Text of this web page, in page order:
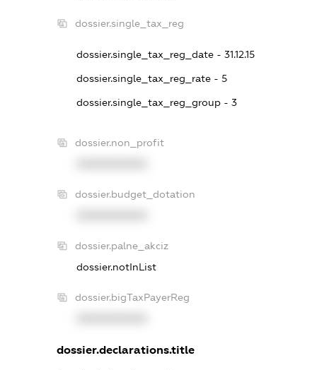
dossier.single_tax_reg
dossier.single_tax_reg_date - 31.12.15
dossier.single_tax_reg_rate - 5
dossier.single_tax_reg_group - 3
dossier.non_profit
dossier.budget_dotation
dossier.palne_akciz
dossier.notInList
dossier.bigTaxPayerReg
dossier.declarations.title